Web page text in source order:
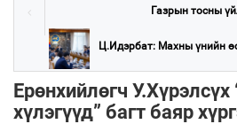
Газрын тосны
Ц.Идэрбат: Махны үнийн
Ерөнхийлөгч
хүлэгүүд” багт баяр